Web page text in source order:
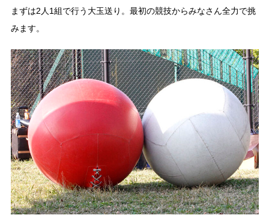
まずは2人1組で行う大玉送り。最初の競技からみなさん全力で挑
みます。